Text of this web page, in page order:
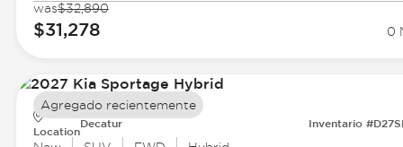
was$32,890
$31,278 0
Location
Decatur Inventario
Agregado recientemente